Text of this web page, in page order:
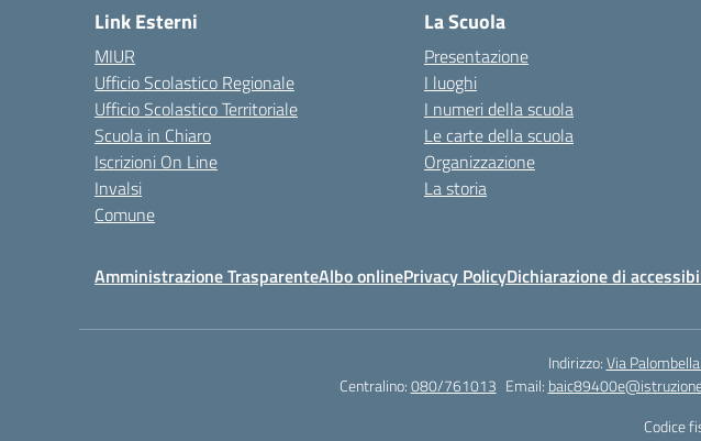
Link Esterni
MIUR
Ufficio Scolastico Regionale
Ufficio Scolastico Territoriale
Scuola in Chiaro
Iscrizioni On Line
Invalsi
Comune
La Scuola
Presentazione
I luoghi
I numeri della scuola
Le carte della scuola
Organizzazione
La storia
Amministrazione TrasparenteAlbo onlinePrivacy PolicyDichiarazione di
Indirizzo:Via
Centralino:080/761013 Email:
Codice